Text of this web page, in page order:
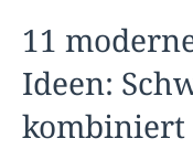
11
Ideen:
kombiniert